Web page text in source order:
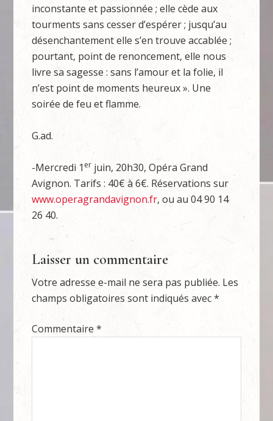
inconstante et passionnée ; elle cède aux
tourments sans cesser d’espérer ; jusqu’au
désenchantement elle s’en trouve accablée ;
pourtant, point de renoncement, elle nous
livre sa sagesse : sans l’amour et la folie, il
n’est point de moments heureux ». Une
soirée de feu et flamme.
G.ad.
-Mercredi 1er juin, 20h30, Opéra Grand
Avignon. Tarifs : 40€ à 6€. Réservations sur
www.operagrandavignon.fr, ou au 04 90 14
26 40.
Laisser un commentaire
Votre adresse e-mail ne sera pas publiée. Les
champs obligatoires sont indiqués avec*
Commentaire*